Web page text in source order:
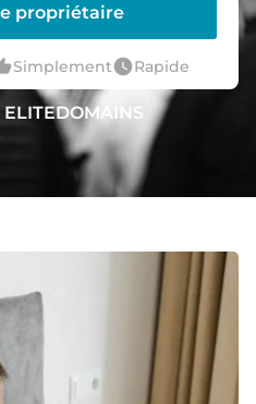
propriétaire
Simplementwatch_laterRapide